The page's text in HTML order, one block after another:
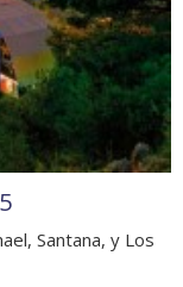
Santana, y Los